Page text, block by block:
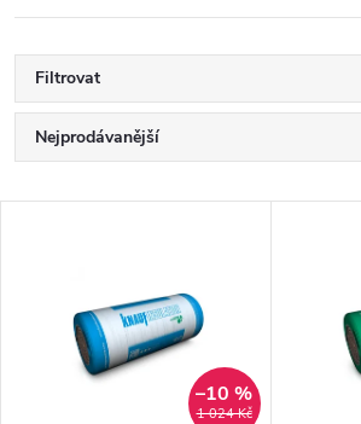
Filtrovat
Ř
a
Nejprodávanější
1 024 Kč
–10 %